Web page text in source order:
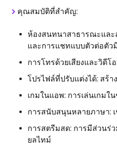
คุณสมบัติที่สำคัญ:
ห้องสนทนาสาธารณะแล
และการแชทแบบตัวต่อตัว
การโทรด้วยเสียงและวิดีโ
โปรไฟล์ที่ปรับแต่งได้: สร้
เกมในแอพ: การเล่นเกม
การสนับสนุนหลายภาษา:
การสตรีมสด: การมีส่วนร่
ยลไทม์